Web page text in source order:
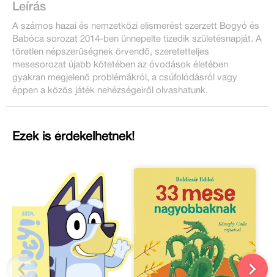
Leírás
A számos hazai és nemzetközi elismerést szerzett Bogyó és
Babóca sorozat 2014-ben ünnepelte tizedik születésnapját. A
töretlen népszerűségnek örvendő, szeretetteljes
mesesorozat újabb kötetében az óvodások életében
gyakran megjelenő problémákról, a csúfolódásról vagy
éppen a közös játék nehézségeiről olvashatunk.
Ezek is érdekelhetnek!